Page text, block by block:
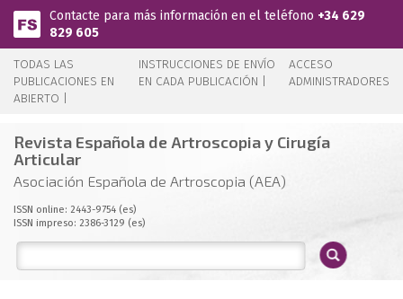
Pasar al contenido principal
Contacte para más información en el teléfono +34 629
829 605
TODAS LAS
PUBLICACIONES EN
ABIERTO |
INSTRUCCIONES DE ENVÍO
EN CADA PUBLICACIÓN |
ACCESO
ADMINISTRADORES
Revista Española de Artroscopia y Cirugía
Articular
Asociación Española de Artroscopia (AEA)
ISSN online: 2443-9754 (es)
ISSN impreso: 2386-3129 (es)